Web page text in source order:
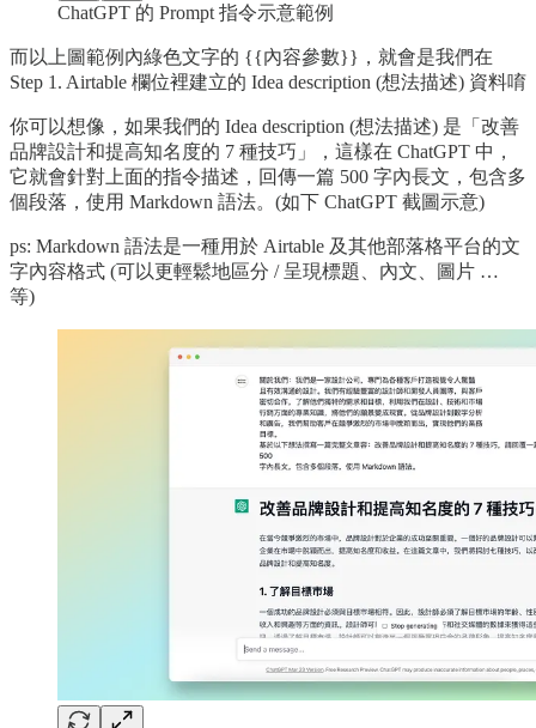
ChatGPT 的 Prompt 指令示意範例
而以上圖範例內綠色文字的 {{內容參數}}，就會是我們在
Step 1. Airtable 欄位裡建立的 Idea description (想法描述) 資料唷
你可以想像，如果我們的 Idea description (想法描述) 是「改善
品牌設計和提高知名度的 7 種技巧」，這樣在 ChatGPT 中，
它就會針對上面的指令描述，回傳一篇 500 字內長文，包含多
個段落，使用 Markdown 語法。(如下 ChatGPT 截圖示意)
ps: Markdown 語法是一種用於 Airtable 及其他部落格平台的文
字內容格式 (可以更輕鬆地區分 / 呈現標題、內文、圖片 …
等)